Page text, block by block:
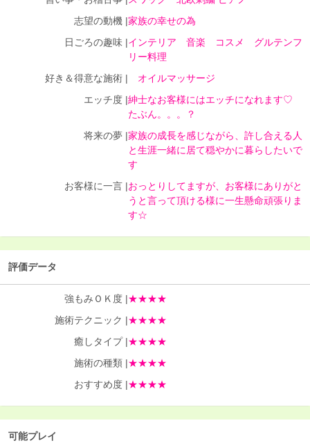
志望の動機 |家族の幸せの為
日ごろの趣味 |インテリア 音楽 コスメ グルテンフ
リー料理
好き＆得意な施術 | オイルマッサージ
エッチ度 |紳士なお客様にはエッチになれます♡
たぶん。。。？
将来の夢 |家族の成長を感じながら、許し合える人
と生涯一緒に居て穏やかに暮らしたいで
す
お客様に一言 |おっとりしてますが、お客様にありがと
うと言って頂ける様に一生懸命頑張りま
す☆
評価データ
強もみＯＫ度 |★★★★
施術テクニック |★★★★
癒しタイプ |★★★★
施術の種類 |★★★★
おすすめ度 |★★★★
可能プレイ